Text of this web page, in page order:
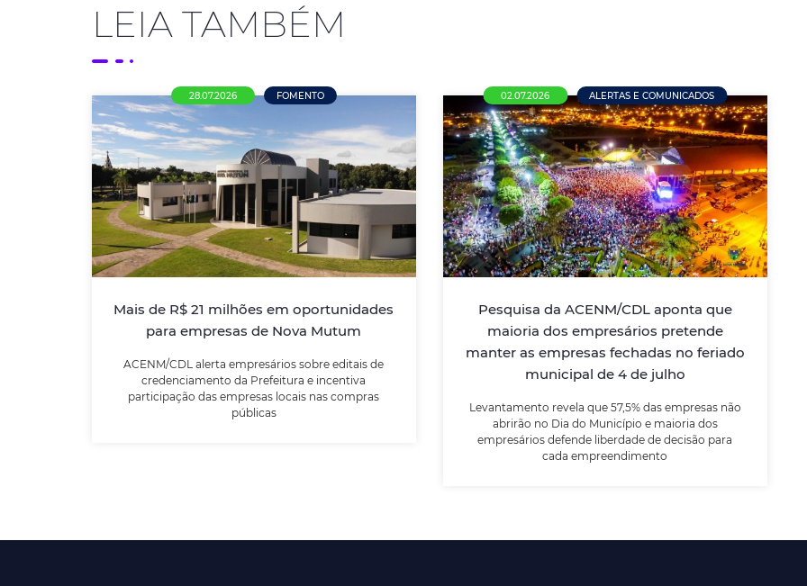
LEIA TAMBÉM
28.07.2026 FOMENTO
Mais de R$ 21 milhões em oportunidades
para empresas de Nova Mutum
ACENM/CDL alerta empresários sobre editais de
credenciamento da Prefeitura e incentiva
participação das empresas locais nas compras
públicas
Mais de R$ 21 milhões em
oportunidades para empresas de
Nova Mutum
ACENM/CDL alerta empresários sobre
incentiva participação das empresas locais
nas compras públicas
LEIA MAIS
02.07.2026 ALERTAS E COMUNICADOS
Pesquisa da ACENM/CDL aponta que
maioria dos empresários pretende
manter as empresas fechadas no feriado
municipal de 4 de julho
Levantamento revela que 57,5% das empresas não
abrirão no Dia do Município e maioria dos
empresários defende liberdade de decisão para
cada empreendimento
Pesquisa da ACENM/CDL aponta
que maioria dos empresários
pretende manter as empresas
fechadas no feriado municipal de
4 de julho
Levantamento revela que 57,5% das
empresas não abrirão no Dia do Município e
de decisão para cada empreendimento
LEIA MAIS